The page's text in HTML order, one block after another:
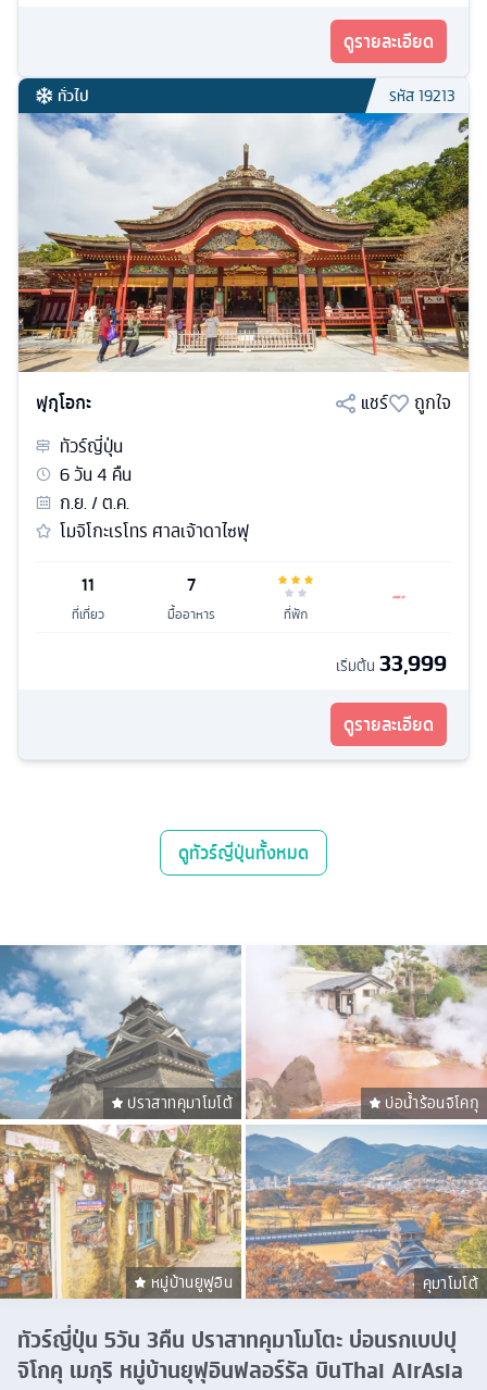
ดูรายละเอียด
ทั่วไป รหัส19213
ฟุกุโอกะ แชร์
ถูกใจ
ทัวร์ญี่ปุ่น
6วัน4 คืน
ก.ย. / ต.ค.
โมจิโกะเรโทร ศาลเจ้าดาไซฟุ
11
ที่เที่ยว
7
มื้ออาหาร ที่พัก
เริ่มต้น 33,999
ดูรายละเอียด
ดูทัวร์ญี่ปุ่นทั้งหมด
ปราสาทคุมาโมโต้ บ่อน้ำร้อนจิโคกุ
หมู่บ้านยูฟูอิน คุมาโมโต้
ทัวร์ญี่ปุ่น 5วัน 3คืน ปราสาทคุมาโมโตะ บ่อนรกเบปปุ
จิโกคุ เมกุริ หมู่บ้านยุฟุอินฟลอร์รัล บินThai AirAsia